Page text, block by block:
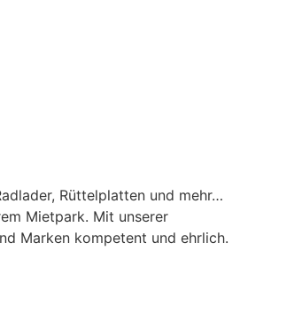
Rüttelplatten und mehr…
Mietpark. Mit unserer
Marken kompetent und ehrlich.